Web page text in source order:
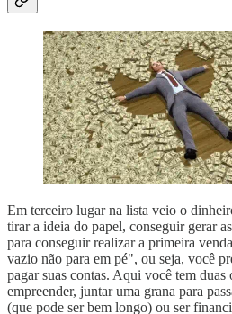
Em terceiro lugar na lista veio o
tirar a ideia do papel, conseguir gerar
para conseguir realizar a primeira
vazio não para em pé", ou seja, você
pagar suas contas. Aqui você tem duas
empreender, juntar uma grana para
(que pode ser bem longo) ou ser